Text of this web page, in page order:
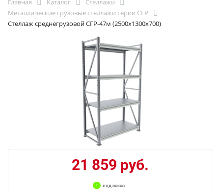
Главная Каталог
Стеллажи
Металлические грузовые стеллажи серии СГР
Стеллаж среднегрузовой СГР-47м (2500х1300х700)
21 859 руб.
под заказ